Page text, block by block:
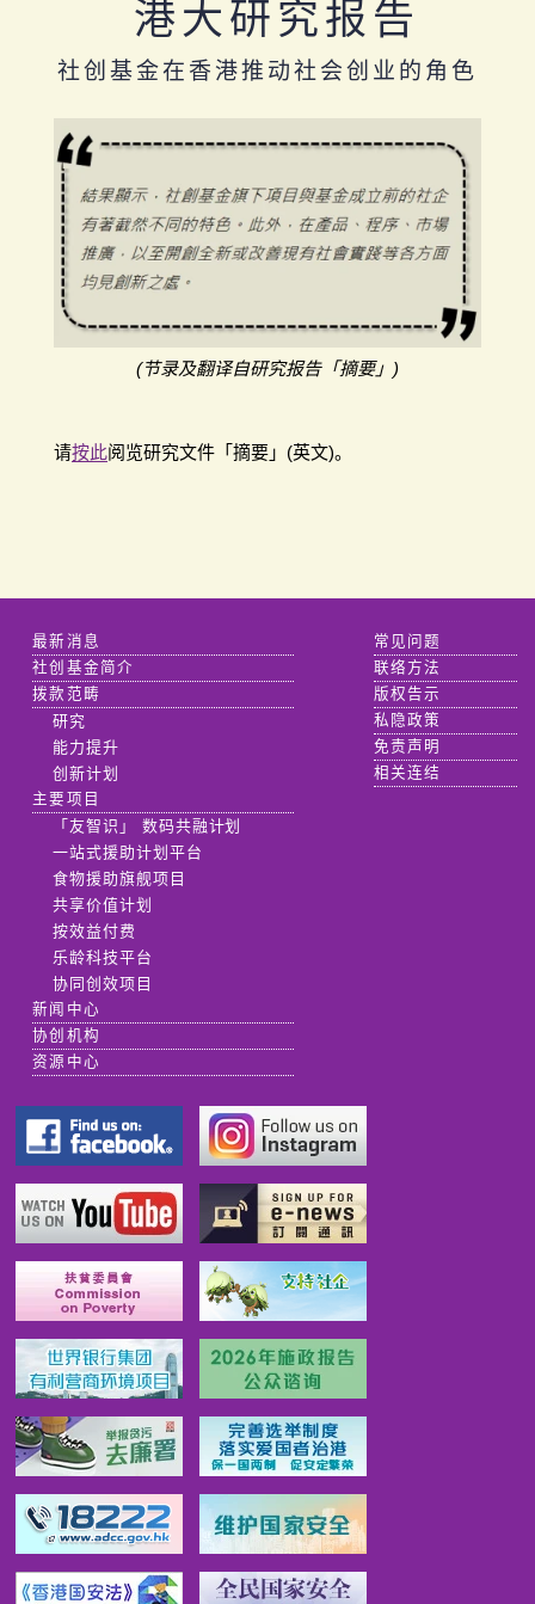
港大研究报告
社创基金在香港推动社会创业的角色
(节录及翻译自研究报告「摘要」)
请按此阅览研究文件「摘要」(英文)。
最新消息
社创基金简介
拨款范畴
研究
能力提升
创新计划
主要项目
「友智识」 数码共融计划
一站式援助计划平台
食物援助旗舰项目
共享价值计划
按效益付费
乐龄科技平台
协同创效项目
新闻中心
协创机构
资源中心
常见问题
联络方法
版权告示
私隐政策
免责声明
相关连结